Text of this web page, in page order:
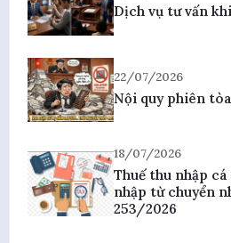
Dịch vụ tư vấn
22/07/2026
Nội quy phiên
18/07/2026
Thuế thu nhập
nhập từ chuyển
253/2026